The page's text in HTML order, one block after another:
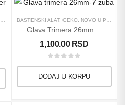
,REZERVNI DELOVI,TRIMERI
BAŠTENSKI ALAT, GEKO NOVO U PONUDI
1,100.00 RSD
DODAJ U KORPU